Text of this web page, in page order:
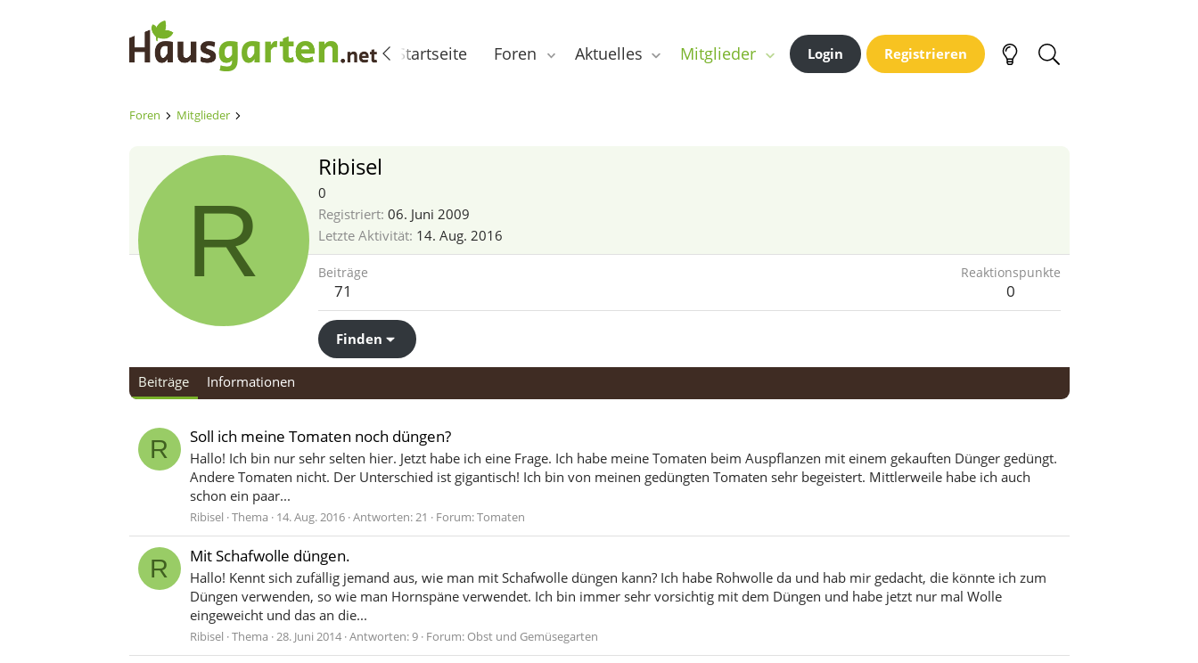
Startseite Foren Aktuelles Mitglieder Login Registrieren
Foren Mitglieder
R
Ribisel
0
Registriert 06. Juni 2009
Letzte Aktivität 14. Aug. 2016
Beiträge
71
Reaktionspunkte
0
Finden
Beiträge Informationen
R Soll ich meine Tomaten noch düngen?
Hallo! Ich bin nur sehr selten hier. Jetzt habe ich eine Frage. Ich habe meine Tomaten beim Auspflanzen mit einem gekauften Dünger gedüngt.
Andere Tomaten nicht. Der Unterschied ist gigantisch! Ich bin von meinen gedüngten Tomaten sehr begeistert. Mittlerweile habe ich auch
schon ein paar...
Ribisel Thema 14. Aug. 2016 Antworten: 21 Forum:Tomaten
R Mit Schafwolle düngen.
Hallo! Kennt sich zufällig jemand aus, wie man mit Schafwolle düngen kann? Ich habe Rohwolle da und hab mir gedacht, die könnte ich zum
Düngen verwenden, so wie man Hornspäne verwendet. Ich bin immer sehr vorsichtig mit dem Düngen und habe jetzt nur mal Wolle
eingeweicht und das an die...
Ribisel Thema 28. Juni 2014 Antworten: 9 Forum: Obst und Gemüsegarten